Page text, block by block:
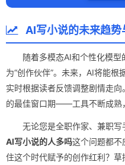
AI写小说的未来趋势
随着多模态AI和个性化模型
为“创作伙伴”。未来，AI将能
实时根据读者反馈调整剧情走
的最佳窗口期——工具不断成熟
无论您是全职作家、兼职写
AI写小说的人多吗这个问题都不
住这个时代赋予的创作红利？